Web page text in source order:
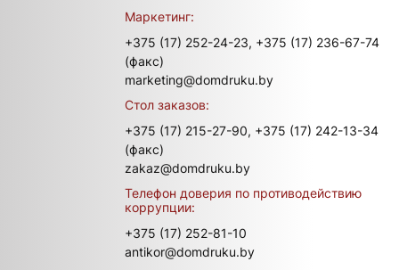
Маркетинг:
+375 (17) 252-24-23, +375 (17) 236-67-74
(факс)
marketing@domdruku.by
Стол заказов:
+375 (17) 215-27-90, +375 (17) 242-13-34
(факс)
zakaz@domdruku.by
Телефон доверия по противодействию
коррупции:
+375 (17) 252-81-10
antikor@domdruku.by